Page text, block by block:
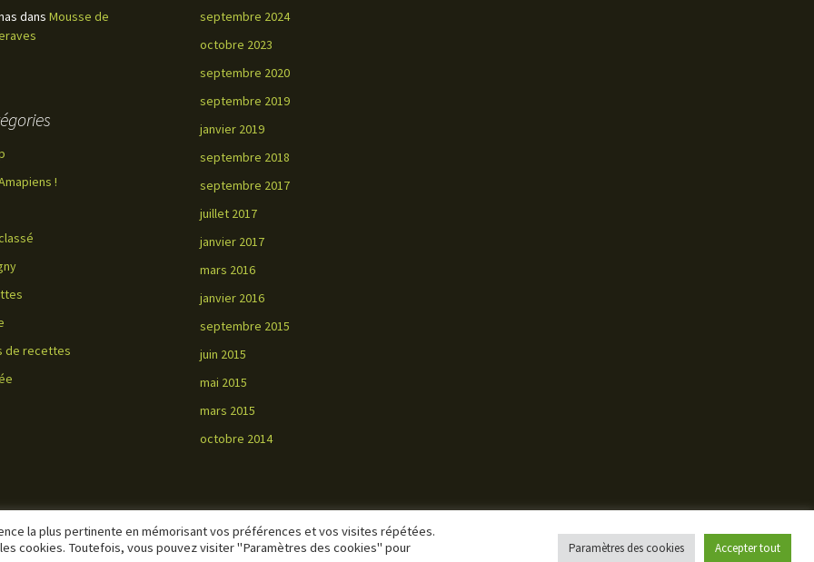
dans Mousse de
septembre 2024
octobre 2023
septembre 2020
septembre 2019
janvier 2019
septembre 2018
septembre 2017
juillet 2017
janvier 2017
mars 2016
janvier 2016
septembre 2015
juin 2015
mai 2015
mars 2015
octobre 2014
!
de recettes
la plus pertinente en mémorisant vos préférences et vos visites répétées.
cookies. Toutefois, vous pouvez visiter "Paramètres des cookies" pour
Paramètres des cookies Accepter tout